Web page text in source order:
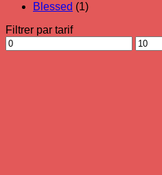
Blessed (1)
Filtrer par tarif
Prix
min
Prix
max